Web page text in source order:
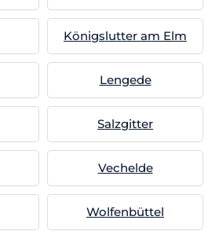
Königslutter am Elm
Lengede
Salzgitter
Vechelde
Wolfenbüttel